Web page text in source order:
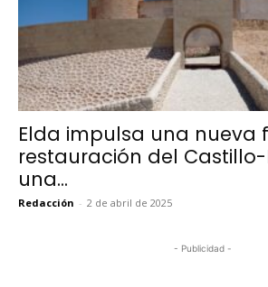
Elda impulsa una nueva
restauración del
una...
Redacción - 2 de abril de 2025
- Publicidad -